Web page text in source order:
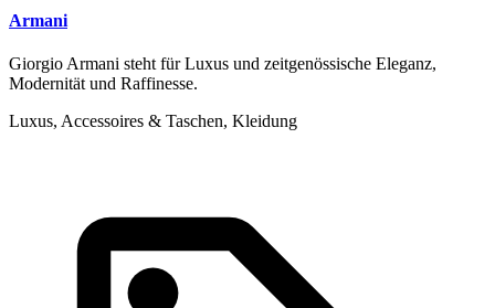
Armani
Giorgio Armani steht für Luxus und zeitgenössische Eleganz,
Modernität und Raffinesse.
Luxus, Accessoires & Taschen, Kleidung